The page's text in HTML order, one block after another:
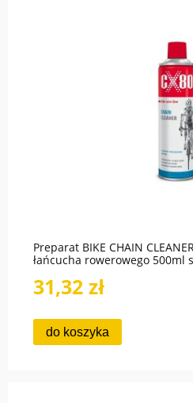
Preparat BIKE CHAIN
łańcucha rowerowego 500ml
31,32 zł
do koszyka